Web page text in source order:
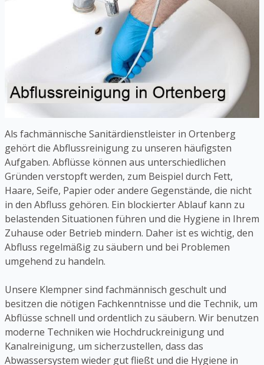
Als fachmännische Sanitärdienstleister in Ortenberg
gehört die Abflussreinigung zu unseren häufigsten
Aufgaben. Abflüsse können aus unterschiedlichen
Gründen verstopft werden, zum Beispiel durch Fett,
Haare, Seife, Papier oder andere Gegenstände, die nicht
in den Abfluss gehören. Ein blockierter Ablauf kann zu
belastenden Situationen führen und die Hygiene in Ihrem
Zuhause oder Betrieb mindern. Daher ist es wichtig, den
Abfluss regelmäßig zu säubern und bei Problemen
umgehend zu handeln.
Unsere Klempner sind fachmännisch geschult und
besitzen die nötigen Fachkenntnisse und die Technik, um
Abflüsse schnell und ordentlich zu säubern. Wir benutzen
moderne Techniken wie Hochdruckreinigung und
Kanalreinigung, um sicherzustellen, dass das
Abwassersystem wieder gut fließt und die Hygiene in